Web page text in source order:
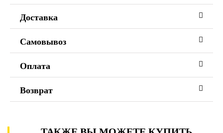
Доставка
Самовывоз
Оплата
Возврат